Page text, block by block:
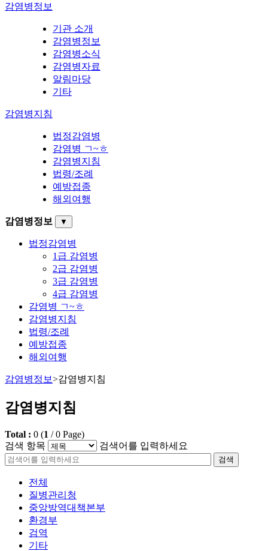
감염병정보
기관 소개
감염병정보
감염병소식
감염병자료
알림마당
기타
감염병지침
법정감염병
감염병 ㄱ~ㅎ
감염병지침
법령/조례
예방접종
해외여행
감염병정보 ▼
법정감염병
1급 감염병
2급 감염병
3급 감염병
4급 감염병
감염병 ㄱ~ㅎ
감염병지침
법령/조례
예방접종
해외여행
감염병정보>감염병지침
감염병지침
Total : 0 (1 /0 Page)
검색 항목
검색어를 입력하세요
검색
전체
질병관리청
중앙방역대책본부
환경부
검역
기타